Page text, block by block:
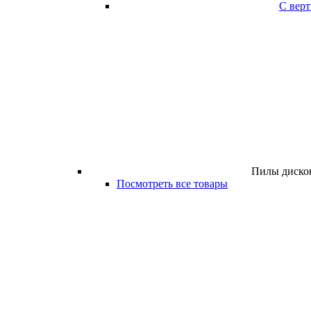
С
Пилы
Посмотреть все товары